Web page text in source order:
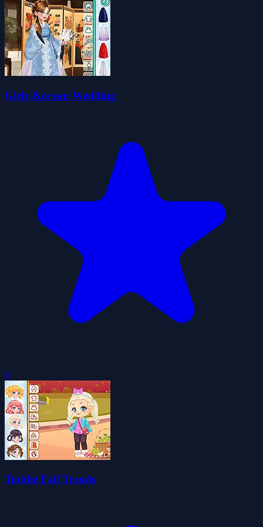
Girly Korean Wedding
0
Toddie Fall Trends